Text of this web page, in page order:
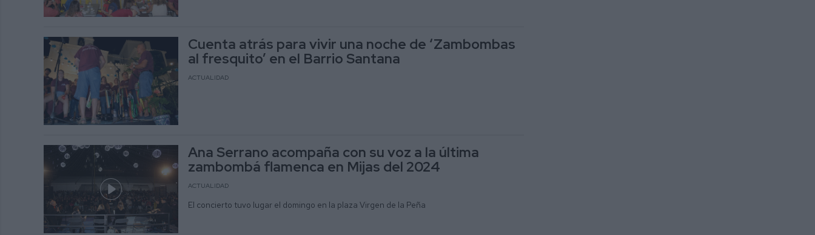
Cuenta atrás para vivir una noche de ‘Zambombas
al fresquito’ en el Barrio Santana
ACTUALIDAD
Ana Serrano acompaña con su voz a la última
zambombá flamenca en Mijas del 2024
ACTUALIDAD
El concierto tuvo lugar el domingo en la plaza Virgen de la Peña